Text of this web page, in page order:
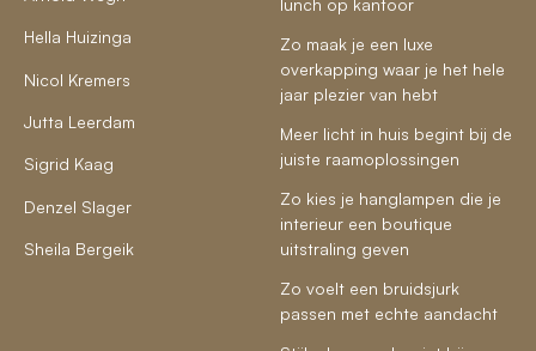
Hella Huizinga
Nicol Kremers
Jutta Leerdam
Sigrid Kaag
Denzel Slager
Sheila Bergeik
lunch op kantoor
Zo maak je een luxe
overkapping waar je het hele
jaar plezier van hebt
Meer licht in huis begint bij de
juiste raamoplossingen
Zo kies je hanglampen die je
interieur een boutique
uitstraling geven
Zo voelt een bruidsjurk
passen met echte aandacht